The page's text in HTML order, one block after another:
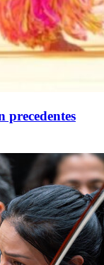
precedentes